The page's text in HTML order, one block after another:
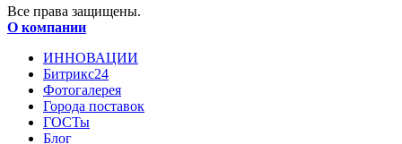
Все права защищены.
О компании
ИННОВАЦИИ
Битрикс24
Фотогалерея
Города поставок
ГОСТы
Блог